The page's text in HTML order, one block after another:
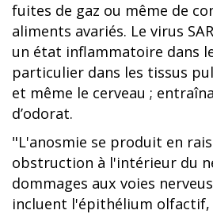
fuites de gaz ou même de
aliments avariés. Le virus
un état inflammatoire dans
particulier dans les tissus
et même le cerveau ;
d’odorat.
"L'anosmie se produit en
obstruction à l'intérieur du
dommages aux voies
incluent l'épithélium olfactif,